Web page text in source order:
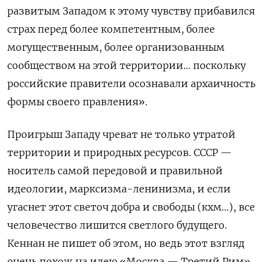
развитым Западом к этому чувству прибавился
страх перед более компетентным, более
могущественным, более организованным
сообществом на этой территории… поскольку
российские правители осознавали архаичность
формы своего правления».
Проигрыш Западу чреват не только утратой
территории и природных ресурсов. СССР —
носитель самой передовой и правильной
идеологии, марксизма-ленинизма, и если
угаснет этот светоч добра и свободы (кхм…), все
человечество лишится светлого будущего.
Кеннан не пишет об этом, но ведь этот взгляд